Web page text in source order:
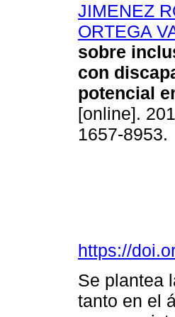
JIMENEZ
ORTEGA
sobre
con
potencial
[online].
1657-8953.
https://
Se plantea
tanto en el